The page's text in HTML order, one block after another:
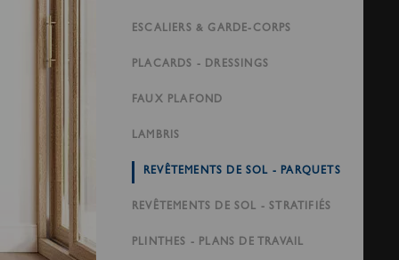
ESCALIERS & GARDE-CORPS
PLACARDS - DRESSINGS
FAUX PLAFOND
LAMBRIS
REVÊTEMENTS DE SOL - PARQUETS
REVÊTEMENTS DE SOL - STRATIFIÉS
PLINTHES - PLANS DE TRAVAIL